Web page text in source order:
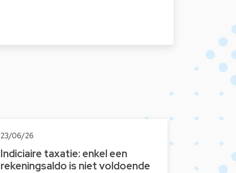
23/06/26
Indiciaire taxatie: enkel een
rekeningsaldo is niet voldoende